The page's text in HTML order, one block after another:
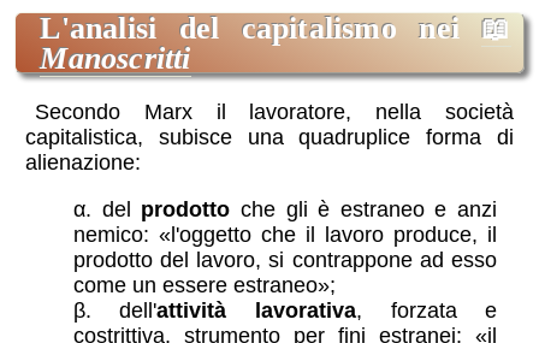
l'analisi del capitalismo nei
Manoscritti
Secondo Marx il lavoratore, nella società
capitalistica, subisce una quadruplice forma di
alienazione:
del prodotto che gli è estraneo e anzi
nemico:
l'oggetto che il lavoro produce, il
prodotto del lavoro, si contrappone ad esso
come un essere estraneo ;
dell'attività lavorativa, forzata e
costrittiva, strumento per fini estranei: il